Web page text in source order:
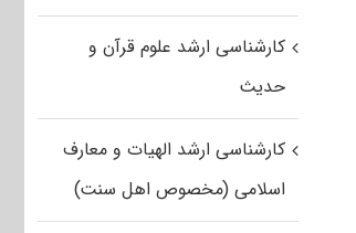
کارشناسی ارشد علوم قرآن و
حدیث
کارشناسی ارشد الهیات و معارف
اسلامی (مخصوص اهل سنت)